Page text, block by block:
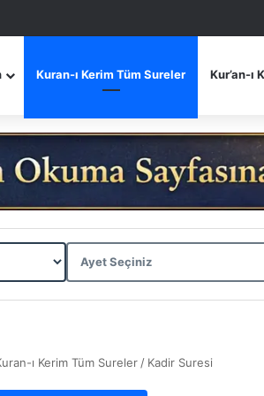
Kuran-ı Kerim Tüm Sureler Kur’an-ı
ı Kerim Tüm Sureler / Kadir Suresi